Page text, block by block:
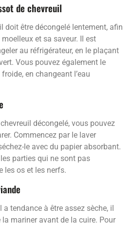
de chevreuil
doit être décongelé lentement, afin
et sa saveur. Il est
au réfrigérateur, en le plaçant
Vous pouvez également le
en changeant l’eau
décongelé, vous pouvez
Commencez par le laver
le avec du papier absorbant.
parties qui ne sont pas
les os et les nerfs.
a tendance à être assez sèche, il
mariner avant de la cuire. Pour